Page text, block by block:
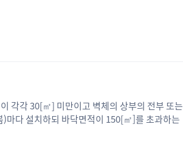
각각 30[㎡] 미만이고 벽체의 상부의 전부 또는
마다 설치하되 바닥면적이 150[㎡]를 초과하는